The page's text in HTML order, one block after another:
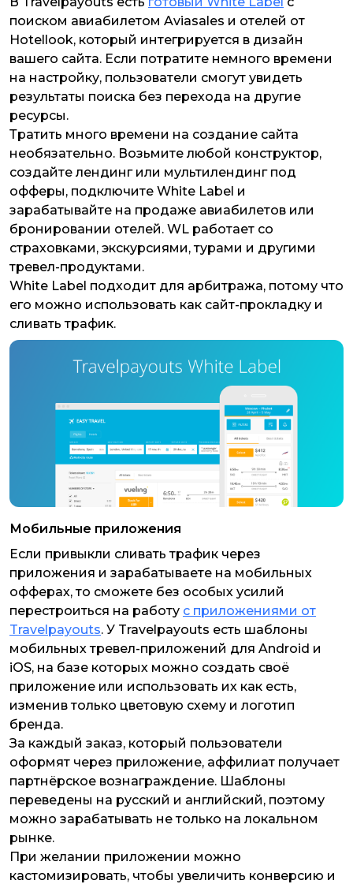
поиском авиабилетом Aviasales и отелей от
Hotellook, который интегрируется в дизайн
вашего сайта. Если потратите немного времени
на настройку, пользователи смогут увидеть
результаты поиска без перехода на другие
ресурсы.
Тратить много времени на создание сайта
необязательно. Возьмите любой конструктор,
создайте лендинг или мультилендинг под
офферы, подключите White Label и
зарабатывайте на продаже авиабилетов или
бронировании отелей. WL работает со
страховками, экскурсиями, турами и другими
тревел-продуктами.
White Label подходит для арбитража, потому что
его можно использовать как сайт-прокладку и
сливать трафик.
Мобильные приложения
Если привыкли сливать трафик через
приложения и зарабатываете на мобильных
офферах, то сможете без особых усилий
перестроиться на работу c приложениями от
Travelpayouts. У Travelpayouts есть шаблоны
мобильных тревел-приложений для Android и
iOS, на базе которых можно создать своё
приложение или использовать их как есть,
изменив только цветовую схему и логотип
бренда.
За каждый заказ, который пользователи
оформят через приложение, аффилиат получает
партнёрское вознаграждение. Шаблоны
переведены на русский и английский, поэтому
можно зарабатывать не только на локальном
рынке.
При желании приложении можно
кастомизировать, чтобы увеличить конверсию и